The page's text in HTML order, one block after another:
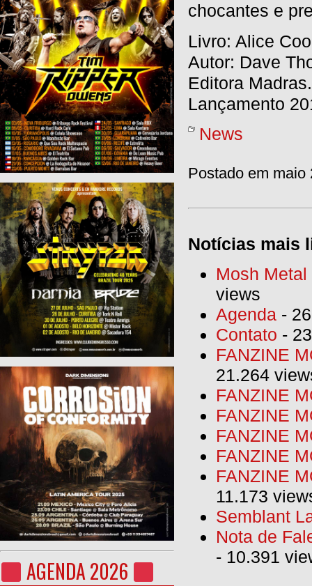
AGENDA 2026
chocantes e
Livro: Alice
Autor: Dave
Editora Madras.
Lançamento
News
Postado em maio
Notícias mais
Mosh
views
Agenda -
Contato -
FANZINE
21.264
FANZINE
FANZINE
FANZINE
FANZINE
FANZINE
11.173
Semblant
Nota de
- 10.391